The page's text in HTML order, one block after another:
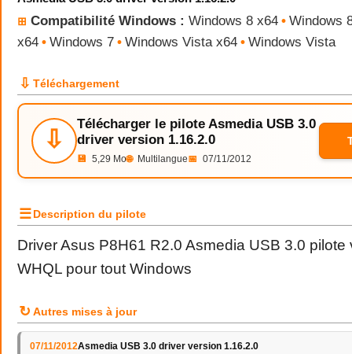
⊞ Compatibilité Windows : Windows 8 x64 • Windows
x64 • Windows 7 • Windows Vista x64 • Windows Vista
⇩ Téléchargement
⇩
Télécharger le pilote Asmedia USB 3.0
driver version 1.16.2.0
💾 5,29 Mo🌐 Multilangue📅 07/11/2012
☰Description du pilote
Driver Asus P8H61 R2.0 Asmedia USB 3.0 pilote
WHQL pour tout Windows
↻ Autres mises à jour
07/11/2012Asmedia USB 3.0 driver version 1.16.2.0